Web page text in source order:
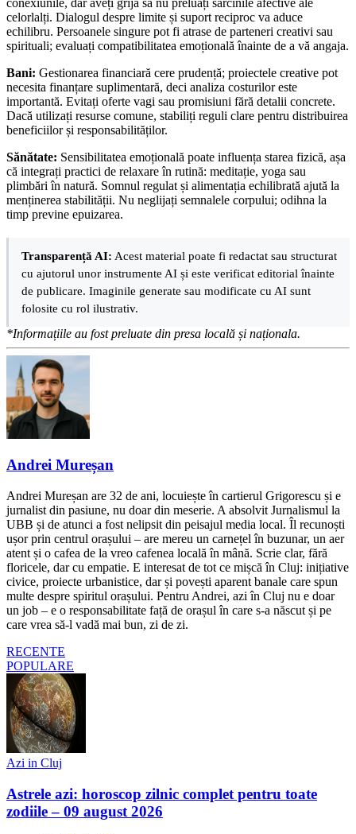
celorlalți. Dialogul despre limite și suport reciproc va aduce
echilibru. Persoanele singure pot fi atrase de parteneri creativi sau
spirituali; evaluați compatibilitatea emoțională înainte de a vă angaja.
Bani: Gestionarea financiară cere prudență; proiectele creative pot
necesita finanțare suplimentară, deci analiza costurilor este
importantă. Evitați oferte vagi sau promisiuni fără detalii concrete.
Dacă utilizați resurse comune, stabiliți reguli clare pentru distribuirea
beneficiilor și responsabilităților.
Sănătate: Sensibilitatea emoțională poate influența starea fizică, așa
că integrați practici de relaxare în rutină: meditație, yoga sau
plimbări în natură. Somnul regulat și alimentația echilibrată ajută la
menținerea stabilității. Nu neglijați semnalele corpului; odihna la
timp previne epuizarea.
Transparență AI: Acest material poate fi redactat sau structurat
cu ajutorul unor instrumente AI și este verificat editorial înainte
de publicare. Imaginile generate sau modificate cu AI sunt
folosite cu rol ilustrativ.
*Informațiile au fost preluate din presa locală și naționala.
Andrei Mureșan
Andrei Mureșan are 32 de ani, locuiește în cartierul Grigorescu și e
jurnalist din pasiune, nu doar din meserie. A absolvit Jurnalismul la
UBB și de atunci a fost nelipsit din peisajul media local. Îl recunoști
ușor prin centrul orașului – are mereu un carnețel în buzunar, un aer
atent și o cafea de la vreo cafenea locală în mână. Scrie clar, fără
floricele, dar cu empatie. E interesat de tot ce mișcă în Cluj: inițiative
civice, proiecte urbanistice, dar și povești aparent banale care spun
multe despre spiritul orașului. Pentru Andrei, azi în Cluj nu e doar
un job – e o responsabilitate față de orașul în care s-a născut și pe
care vrea să-l vadă mai bun, zi de zi.
RECENTE
POPULARE
Azi in Cluj
Astrele azi: horoscop zilnic complet pentru toate
zodiile – 09 august 2026